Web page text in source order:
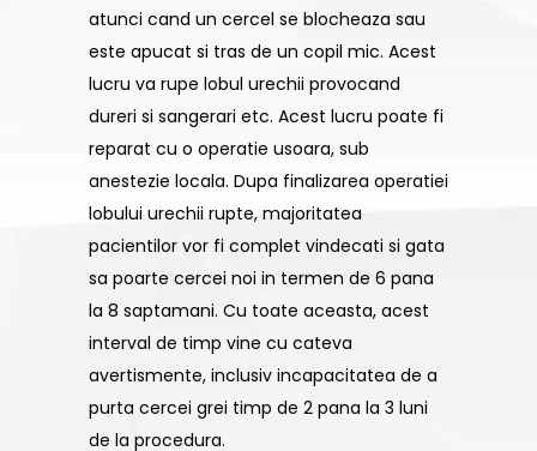
atunci cand un cercel se blocheaza sau
este apucat si tras de un copil mic. Acest
lucru va rupe lobul urechii provocand
dureri si sangerari etc. Acest lucru poate fi
reparat cu o operatie usoara, sub
anestezie locala. Dupa finalizarea operatiei
lobului urechii rupte, majoritatea
pacientilor vor fi complet vindecati si gata
sa poarte cercei noi in termen de 6 pana
la 8 saptamani. Cu toate aceasta, acest
interval de timp vine cu cateva
avertismente, inclusiv incapacitatea de a
purta cercei grei timp de 2 pana la 3 luni
de la procedura.